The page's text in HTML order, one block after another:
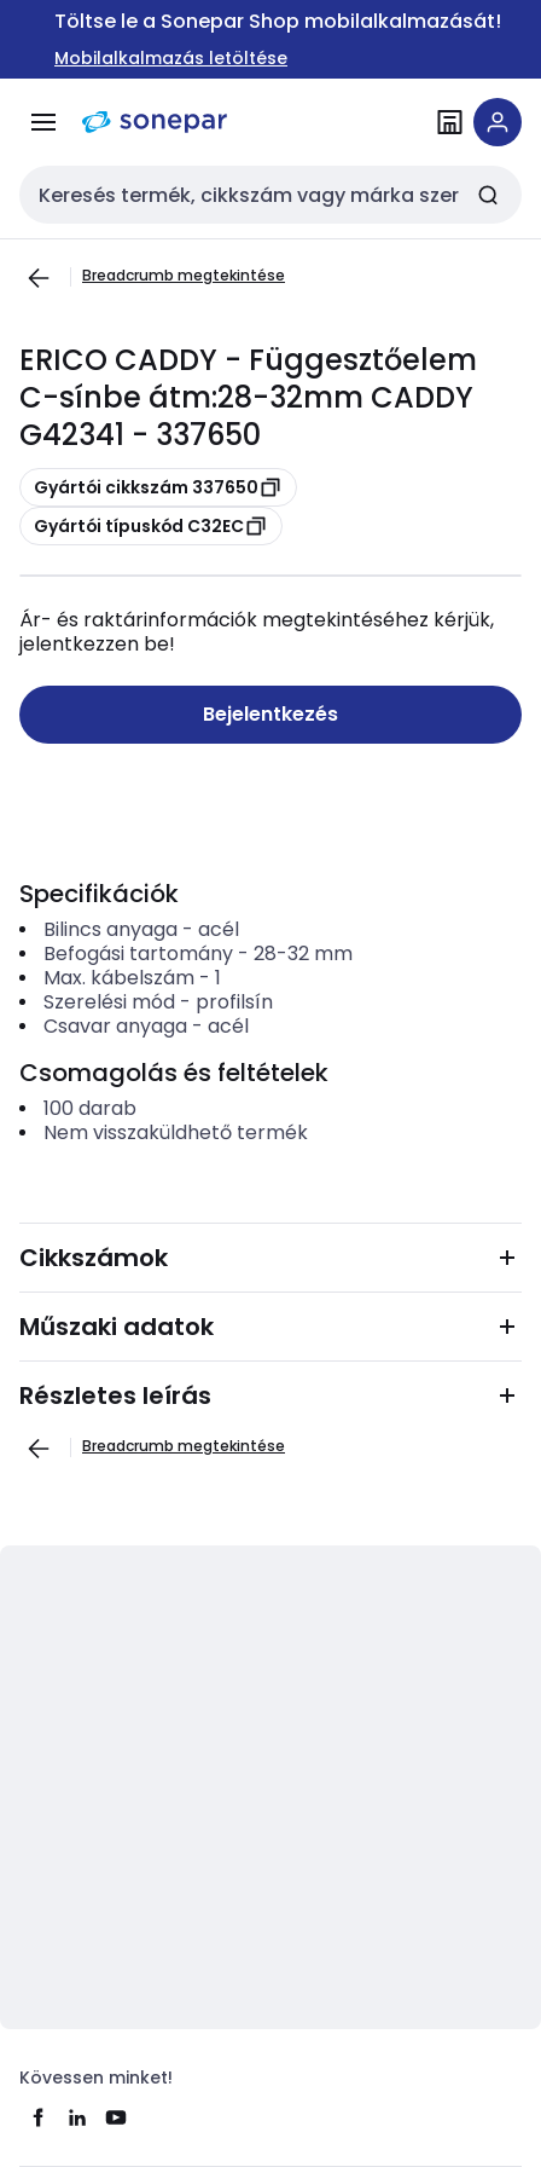
Ugrás a
Ugrás a
tartalomra
Töltse le a Sonepar Shop mobilalkalmazását!
Mobilalkalmazás letöltése
Keresési bemenet
Breadcrumb megtekintése
ERICO CADDY - Függesztőelem
C-sínbe átm:28-32mm CADDY
G42341 - 337650
Másolás
Gyártói cikkszám 337650
Másolás
Gyártói típuskód C32EC
Ár- és raktárinformációk megtekintéséhez kérjük,
jelentkezzen be!
Bejelentkezés
Specifikációk
Bilincs anyaga- acél
Befogási tartomány- 28-32 mm
Max. kábelszám- 1
Szerelési mód- profilsín
Csavar anyaga- acél
Csomagolás és feltételek
100 darab
Nem visszaküldhető termék
Cikkszámok
Műszaki adatok
Részletes leírás
Breadcrumb megtekintése
Kövessen minket!